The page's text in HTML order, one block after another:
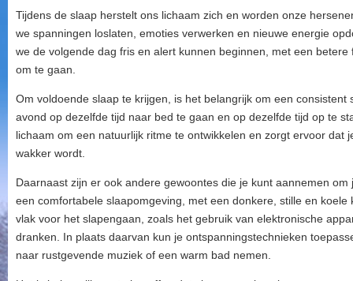
Tijdens de slaap herstelt ons lichaam zich en worden onze
we spanningen loslaten, emoties verwerken en nieuwe energie
we de volgende dag fris en alert kunnen beginnen, met een
om te gaan.
Om voldoende slaap te krijgen, is het belangrijk om een
avond op dezelfde tijd naar bed te gaan en op dezelfde tijd op te
lichaam om een natuurlijk ritme te ontwikkelen en zorgt ervoor dat
wakker wordt.
Daarnaast zijn er ook andere gewoontes die je kunt aannemen
een comfortabele slaapomgeving, met een donkere, stille en koele
vlak voor het slapengaan, zoals het gebruik van elektronische
dranken. In plaats daarvan kun je ontspanningstechnieken
naar rustgevende muziek of een warm bad nemen.